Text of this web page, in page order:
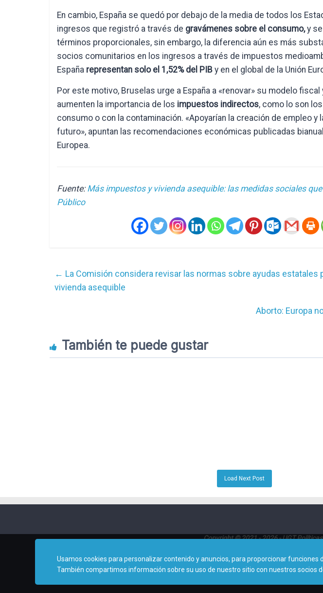
En cambio, España se quedó por debajo de la media de todos los
ingresos que registró a través de gravámenes sobre el consumo,y se
términos proporcionales, sin embargo, la diferencia aún es más
socios comunitarios en los ingresos a través de impuestos
España representan solo el 1,52% del PIB y en el global de la Unión
Por este motivo, Bruselas urge a España a «renovar» su modelo
aumenten la importancia de los impuestos indirectos, como lo son
consumo o con la contaminación. «Apoyarían la creación de empleo y
futuro», apuntan las recomendaciones económicas publicadas
Europea.
Fuente:Más impuestos y vivienda asequible: las medidas sociales
Público
← La Comisión considera revisar las normas sobre ayudas estatales
vivienda asequible
Aborto: Europa
También te puede gustar
Load Next Post
Copyright © 2021 - 2026 - UGT
Avenida de
Contacto: 0034915788413 |
Usamos cookies para personalizar contenido y anuncios, para proporcionar funciones
También compartimos información sobre su uso de nuestro sitio con nuestros socios